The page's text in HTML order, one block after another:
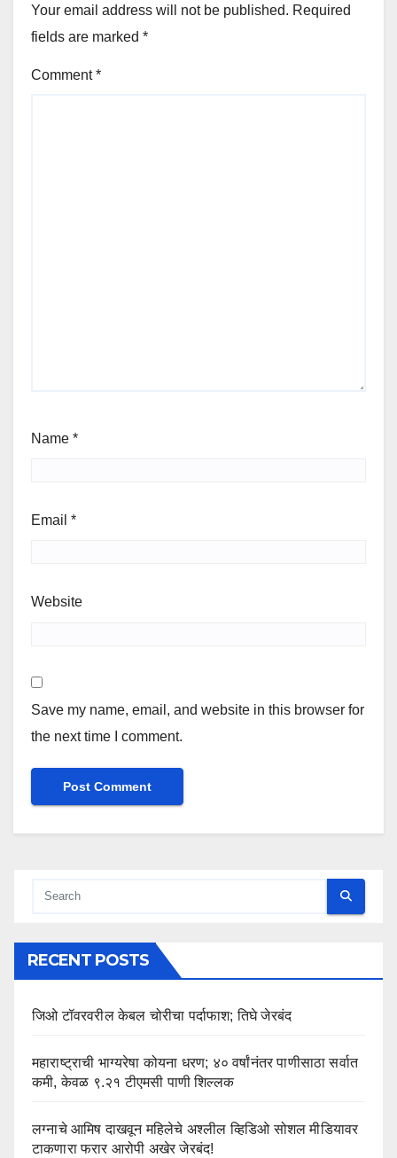
Your email address will not be published. Required
fields are marked *
Comment*
Name *
Email *
Website
Save my name, email, and website in this browser for
the next time I comment.
RECENT POSTS
जिओ टॉवरवरील केबल चोरीचा पर्दाफाश; तिघे जेरबंद
महाराष्ट्राची भाग्यरेषा कोयना धरण; ४० वर्षांनंतर पाणीसाठा सर्वात
कमी, केवळ ९.२१ टीएमसी पाणी शिल्लक
लग्नाचे आमिष दाखवून महिलेचे अश्लील व्हिडिओ सोशल मीडियावर
टाकणारा फरार आरोपी अखेर जेरबंद!